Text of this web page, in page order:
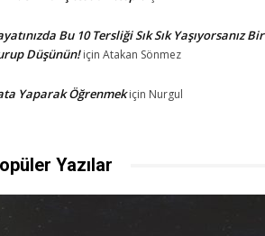
Bu 10 Tersliği Sık Sık Yaşıyorsanız Bir
Düşünün!için Atakan Sönmez
Yaparak Öğrenmekiçin Nurgul
Yazılar